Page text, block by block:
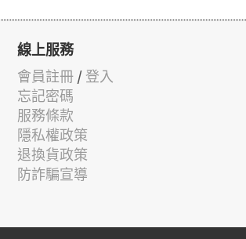
線上服務
會員註冊 / 登入
忘記密碼
服務條款
隱私權政策
退換貨政策
防詐騙宣導